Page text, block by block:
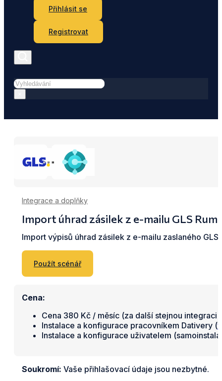
Přihlásit se
Registrovat
Hledat
Integrace a doplňky
Import úhrad zásilek z e-mailu GLS
Import výpisů úhrad zásilek z e-mailu zaslaného
Použít scénář
Cena:
Cena 380 Kč / měsíc (za další stejnou integraci
Instalace a konfigurace pracovníkem Dativery (
Instalace a konfigurace uživatelem
Soukromí: Vaše přihlašovací údaje jsou nezbytné.